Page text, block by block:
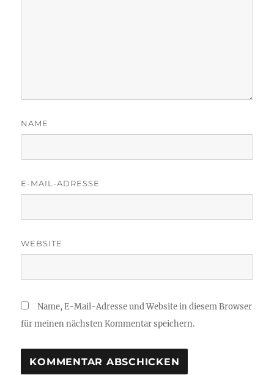
NAME
E-MAIL-ADRESSE
WEBSITE
Name, E-Mail-Adresse und Website in diesem Browser
für meinen nächsten Kommentar speichern.